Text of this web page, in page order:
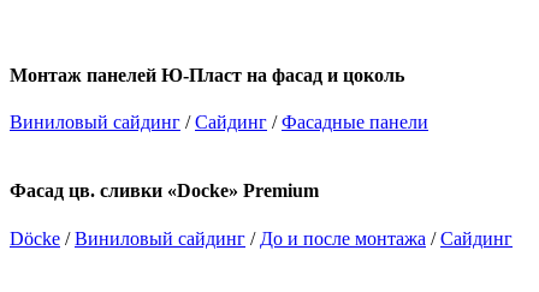
Монтаж панелей Ю-Пласт на фасад и цоколь
Виниловый сайдинг /Сайдинг /Фасадные панели
Фасад цв. сливки «Docke» Premium
Döcke /Виниловый сайдинг / До и после монтажа /Сайдинг